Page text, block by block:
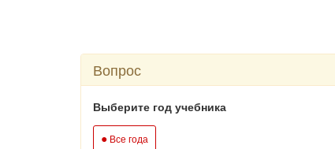
Вопрос
Выберите год учебника
● Все года